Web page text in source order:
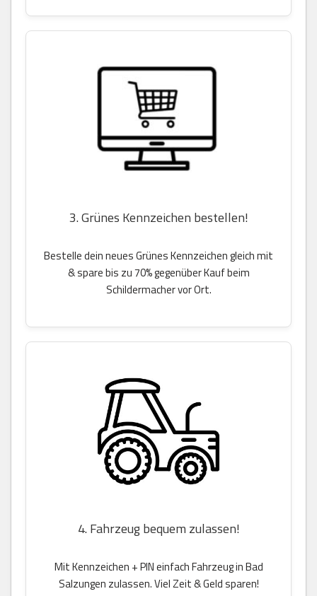
3. Grünes Kennzeichen bestellen!
Bestelle dein neues Grünes Kennzeichen gleich mit
& spare bis zu 70% gegenüber Kauf beim
Schildermacher vor Ort.
4. Fahrzeug bequem zulassen!
Mit Kennzeichen + PIN einfach Fahrzeug in Bad
Salzungen zulassen. Viel Zeit & Geld sparen!